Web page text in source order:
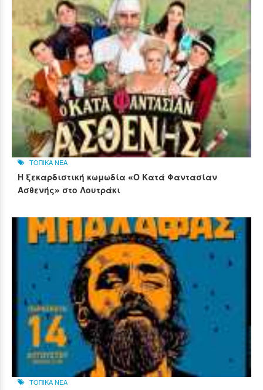
ΤΟΠΙΚΑ ΝΕΑ
Η ξεκαρδιστική κωμωδία «Ο Κατά Φαντασίαν
Ασθενής» στο Λουτράκι
ΤΟΠΙΚΑ ΝΕΑ